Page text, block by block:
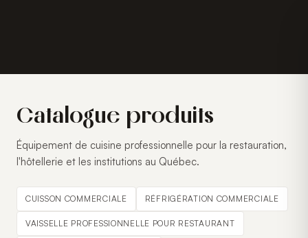
Catalogue produits
Équipement de cuisine professionnelle pour la restauration,
l'hôtellerie et les institutions au Québec.
CUISSON COMMERCIALE RÉFRIGÉRATION COMMERCIALE
VAISSELLE PROFESSIONNELLE POUR RESTAURANT